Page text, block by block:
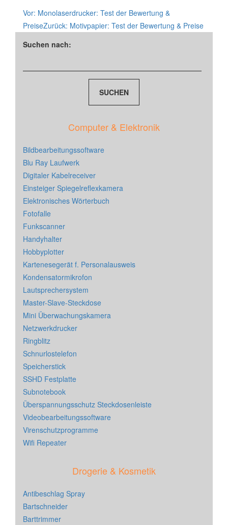
Vor: Monolaserdrucker: Test der Bewertung &
PreiseZurück: Motivpapier: Test der Bewertung & Preise
Suchen nach:
Computer & Elektronik
Bildbearbeitungssoftware
Blu Ray Laufwerk
Digitaler Kabelreceiver
Einsteiger Spiegelreflexkamera
Elektronisches Wörterbuch
Fotofalle
Funkscanner
Handyhalter
Hobbyplotter
Kartenesegerät f. Personalausweis
Kondensatormikrofon
Lautsprechersystem
Master-Slave-Steckdose
Mini Überwachungskamera
Netzwerkdrucker
Ringblitz
Schnurlostelefon
Speicherstick
SSHD Festplatte
Subnotebook
Überspannungsschutz Steckdosenleiste
Videobearbeitungssoftware
Virenschutzprogramme
Wifi Repeater
Drogerie & Kosmetik
Antibeschlag Spray
Bartschneider
Barttrimmer